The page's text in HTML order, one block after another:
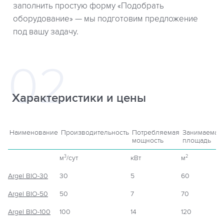
заполнить простую форму «Подобрать
оборудование» — мы подготовим предложение
под вашу задачу.
Характеристики и цены
Наименование Производительность Потребляемая Занимаемая
мощность
площадь
м3/сут кВт м2
Argel BIO-30 30 5 60
Argel BIO-50 50 7 70
Argel BIO-100 100 14 120